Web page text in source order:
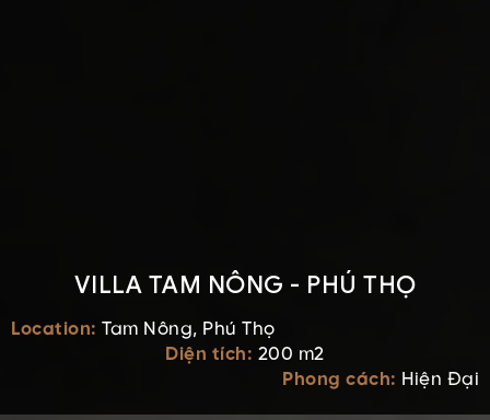
VILLA TAM NÔNG - PHÚ THỌ
Location: Tam Nông, Phú Thọ
Diện tích: 200 m2
Phong cách: Hiện Đại